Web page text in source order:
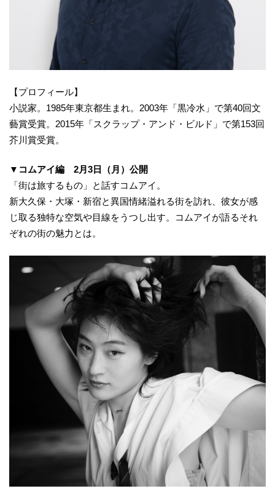
【プロフィール】
小説家。1985年東京都生まれ。2003年「黒冷水」で第40回文
藝賞受賞。2015年「スクラップ・アンド・ビルド」で第153回
芥川賞受賞。
▼コムアイ編 2月3日（月）公開
「街は旅するもの」と話すコムアイ。
新大久保・大塚・新宿と異国情緒溢れる街を訪れ、彼女が感
じ取る独特な空気や目線をうつし出す。コムアイが語るそれ
ぞれの街の魅力とは。